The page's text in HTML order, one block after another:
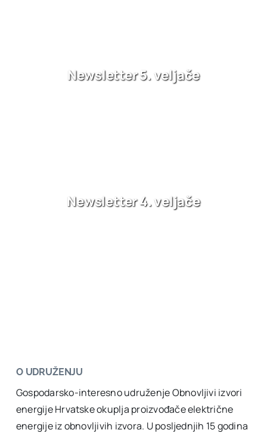
Newsletter 5. veljače
Newsletter 4. veljače
O UDRUŽENJU
Gospodarsko-interesno udruženje Obnovljivi izvori
energije Hrvatske okuplja proizvođače električne
energije iz obnovljivih izvora. U posljednjih 15 godina